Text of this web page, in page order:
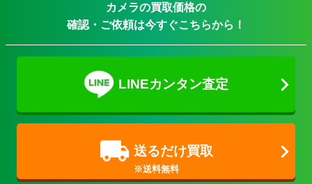
カメラの買取価格の
確認・ご依頼は今すぐこちらから！
LINEカンタン査定
送るだけ買取